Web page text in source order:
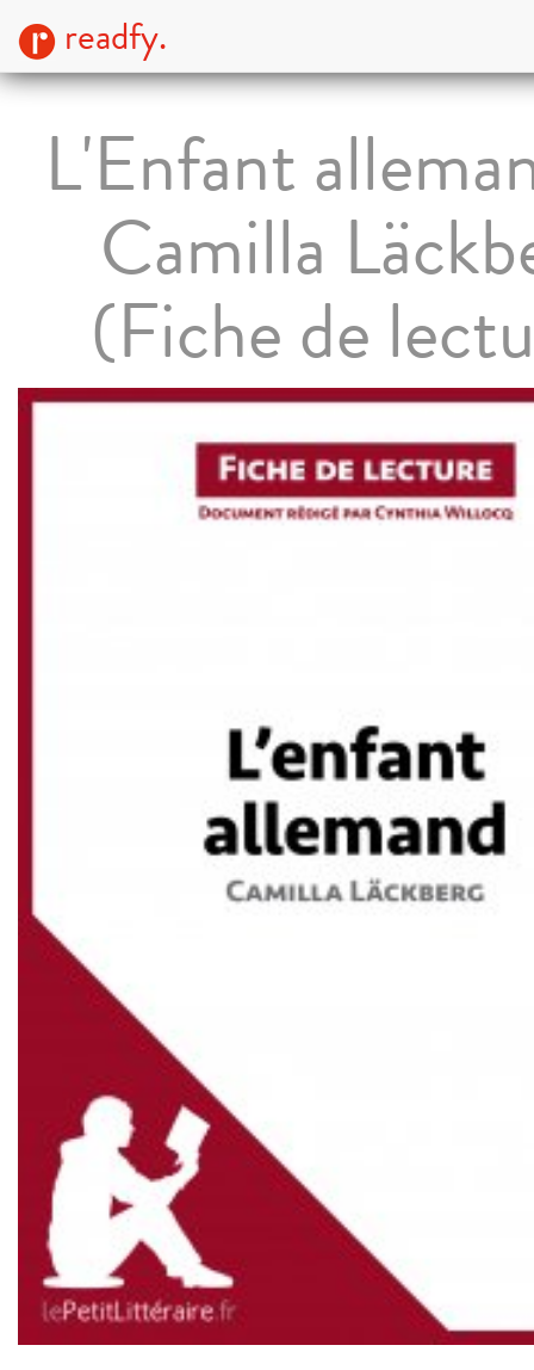
readfy.
L'Enfant
Camilla
(Fiche de